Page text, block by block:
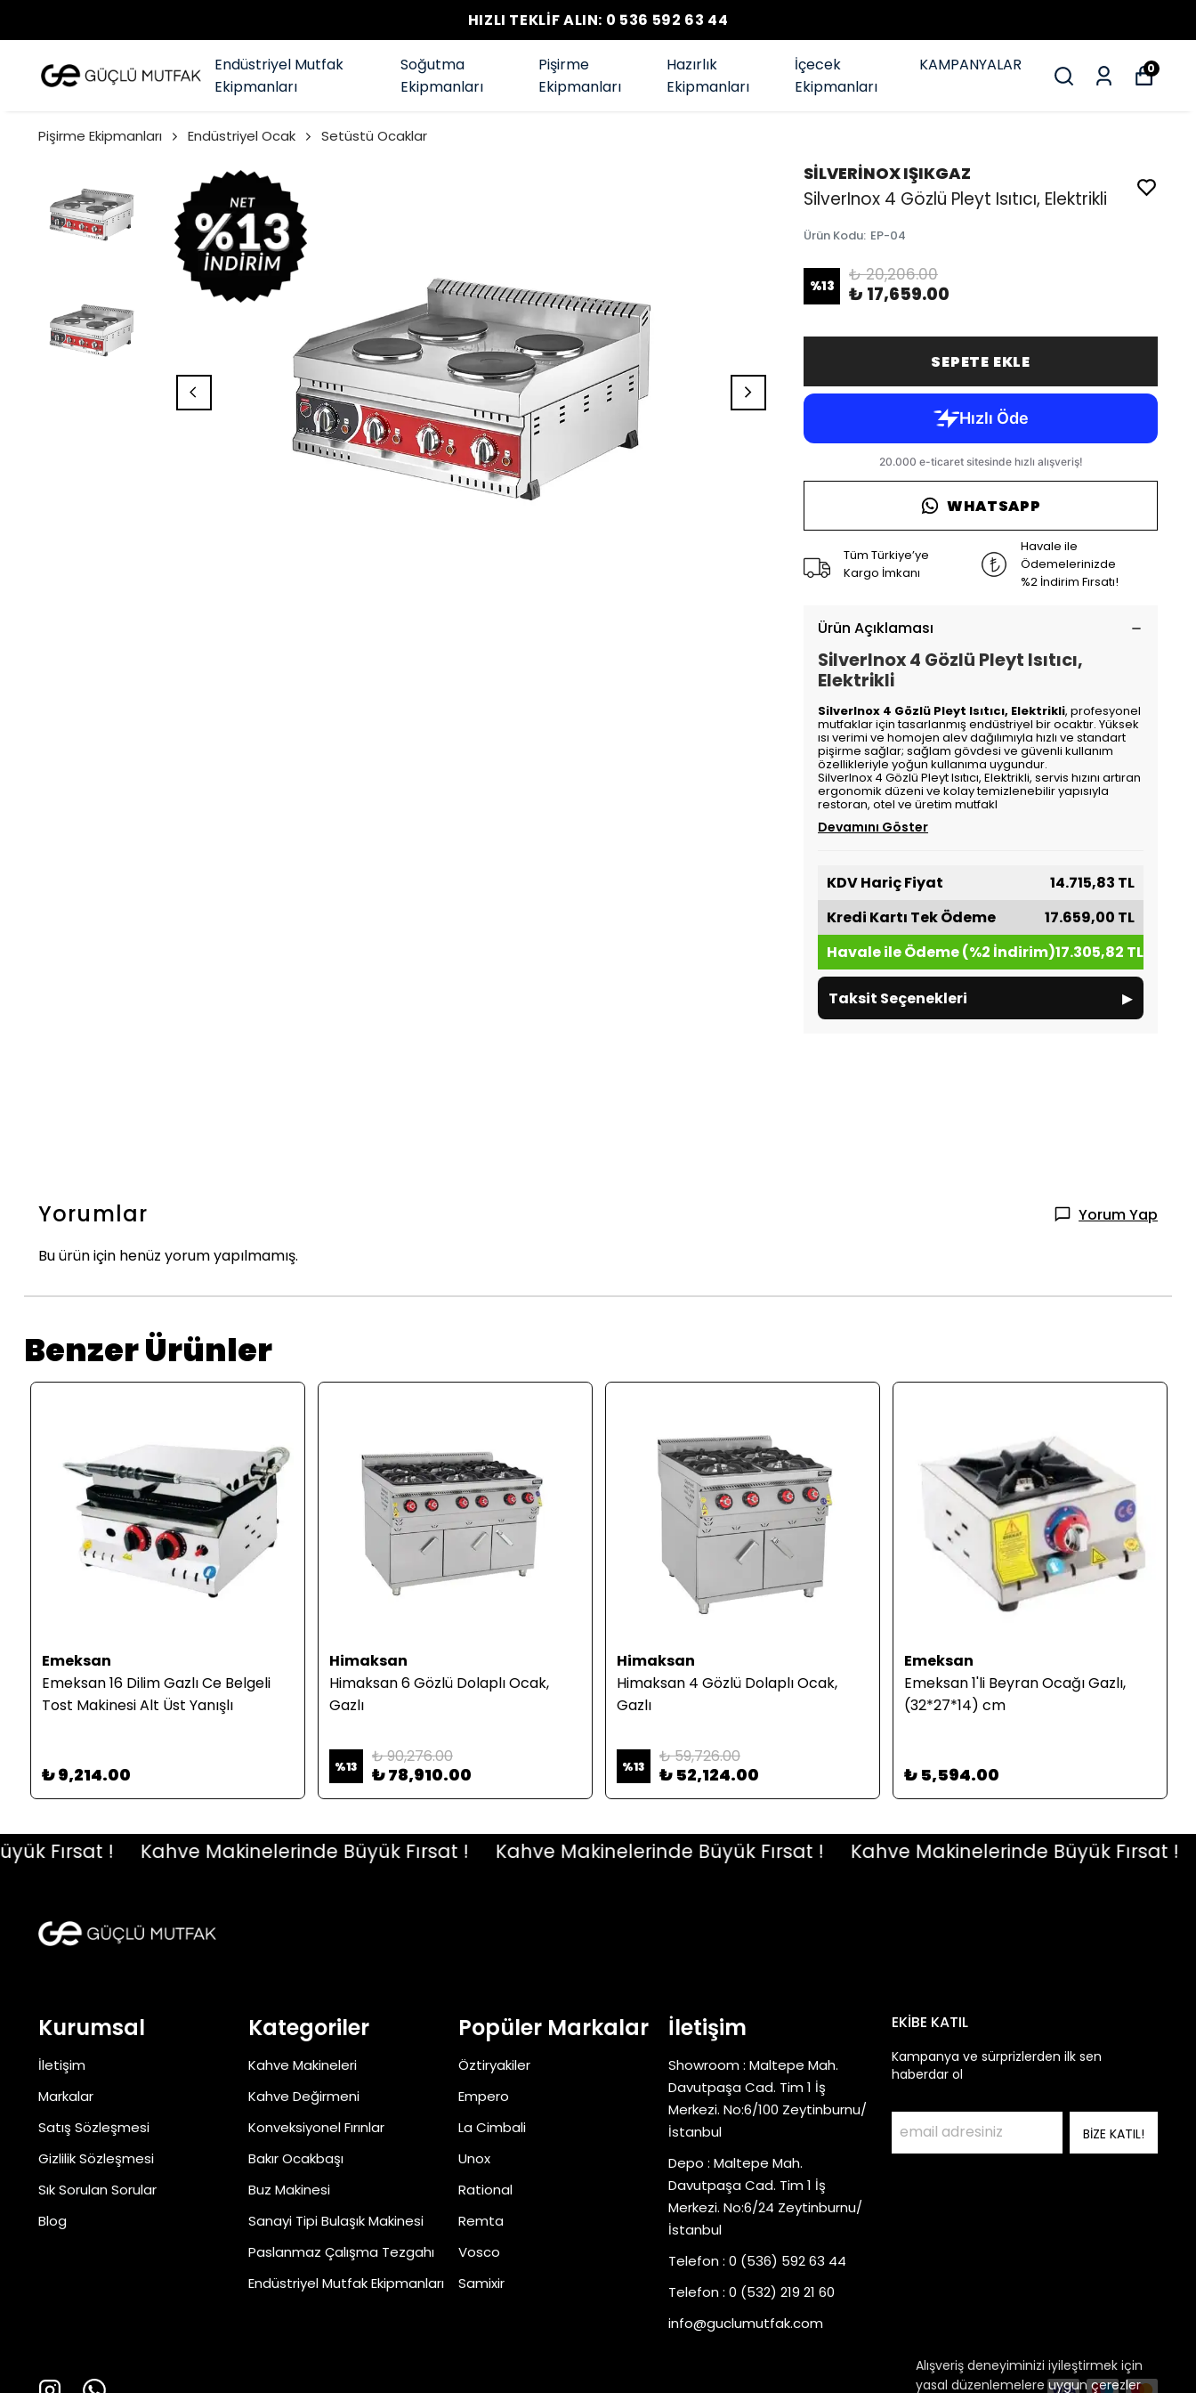
HIZLI TEKLİF ALIN: 0 536 592 63 44
Endüstriyel Mutfak
Ekipmanları
Soğutma
Ekipmanları
Pişirme
Ekipmanları
Hazırlık
Ekipmanları
İçecek
Ekipmanları
KAMPANYALAR 0
Alışveriş deneyiminizi iyileştirmek için
yasal düzenlemelere uygun çerezler
Pişirme Ekipmanları Endüstriyel Ocak Setüstü Ocaklar
SİLVERİNOX IŞIKGAZ
SilverInox 4 Gözlü Pleyt Isıtıcı, Elektrikli
Ürün Kodu: EP-04
%13
₺ 20,206.00
₺ 17,659.00
SEPETE EKLE
WHATSAPP
Tüm Türkiye’ye
Kargo İmkanı
Havale ile
Ödemelerinizde
%2 İndirim Fırsatı!
Ürün Açıklaması
SilverInox 4 Gözlü Pleyt Isıtıcı,
Elektrikli
SilverInox 4 Gözlü Pleyt Isıtıcı, Elektrikli, profesyonel
mutfaklar için tasarlanmış endüstriyel bir ocaktır. Yüksek
ısı verimi ve homojen alev dağılımıyla hızlı ve standart
pişirme sağlar; sağlam gövdesi ve güvenli kullanım
özellikleriyle yoğun kullanıma uygundur.
SilverInox 4 Gözlü Pleyt Isıtıcı, Elektrikli, servis hızını artıran
ergonomik düzeni ve kolay temizlenebilir yapısıyla
restoran, otel ve üretim mutfakl
Devamını Göster
KDV Hariç Fiyat
14.715,83 TL
Kredi Kartı Tek Ödeme
17.659,00 TL
Havale ile Ödeme (%2 İndirim)17.305,82 TL
Taksit Seçenekleri ▸
Yorumlar Yorum Yap
Bu ürün için henüz yorum yapılmamış.
Benzer Ürünler
Emeksan
Emeksan 16 Dilim Gazlı Ce Belgeli
Tost Makinesi Alt Üst Yanışlı
₺ 9,214.00
Himaksan
Himaksan 6 Gözlü Dolaplı Ocak,
Gazlı
%13 ₺ 90,276.00
₺ 78,910.00
Himaksan
Himaksan 4 Gözlü Dolaplı Ocak,
Gazlı
%13 ₺ 59,726.00
₺ 52,124.00
Emeksan
Emeksan 1'li Beyran Ocağı Gazlı,
(32*27*14) cm
₺ 5,594.00
Fırsat ! Kahve Makinelerinde Büyük Fırsat ! Kahve Makinelerinde Büyük Fırsat ! Kahve Makinelerinde Büyük Fırsat !
Kurumsal
İletişim
Markalar
Satış Sözleşmesi
Gizlilik Sözleşmesi
Sık Sorulan Sorular
Blog
Kategoriler
Kahve Makineleri
Kahve Değirmeni
Konveksiyonel Fırınlar
Bakır Ocakbaşı
Buz Makinesi
Sanayi Tipi Bulaşık Makinesi
Paslanmaz Çalışma Tezgahı
Endüstriyel Mutfak Ekipmanları
Popüler Markalar
Öztiryakiler
Empero
La Cimbali
Unox
Rational
Remta
Vosco
Samixir
İletişim
Showroom : Maltepe Mah.
Davutpaşa Cad. Tim 1 İş
Merkezi. No:6/100 Zeytinburnu/
İstanbul
Depo : Maltepe Mah.
Davutpaşa Cad. Tim 1 İş
Merkezi. No:6/24 Zeytinburnu/
İstanbul
Telefon : 0 (536) 592 63 44
Telefon : 0 (532) 219 21 60
info@guclumutfak.com
EKİBE KATIL
Kampanya ve sürprizlerden ilk sen
haberdar ol
BİZE KATIL!